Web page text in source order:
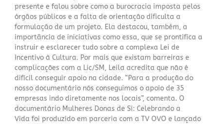
presente e falou sobre como a burocracia imposta pelos
órgãos públicos e a falta de orientação dificulta a
formulação de um projeto. Ela destacou, também, a
importância de iniciativas como essa, que se prontifica a
instruir e esclarecer tudo sobre a complexa Lei de
Incentivo à Cultura. Por mais que existam barreiras e
complicações com a Lic/SM, Leila acredita que não é
difícil conseguir apoio na cidade. “Para a produção do
nosso documentário nós conseguimos o apoio de 35
empresas indo diretamente nos locais”, comenta. O
documentário Mulheres Donas de Si: Celebrando a
Vida foi produzido em parceria com a TV OVO e lançado